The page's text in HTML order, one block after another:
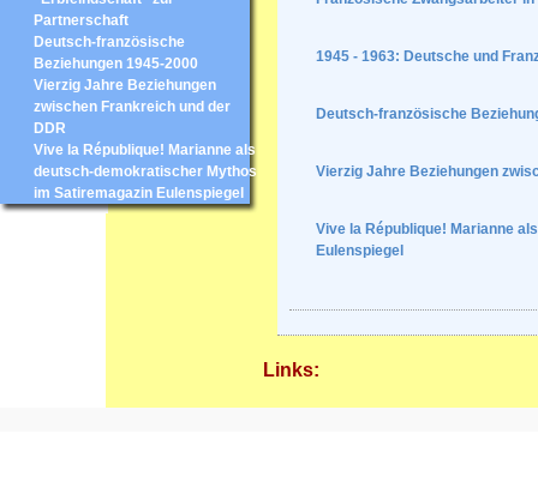
Partnerschaft
Deutsch-französische
Beziehungen 1945-2000
Vierzig Jahre Beziehungen
zwischen Frankreich und der
DDR
Vive la République! Marianne als
deutsch-demokratischer Mythos
im Satiremagazin Eulenspiegel
1945 - 1963: Deutsche und
Deutsch-französische
Vierzig Jahre Beziehungen
Vive la République! Marianne
Eulenspiegel
Links: